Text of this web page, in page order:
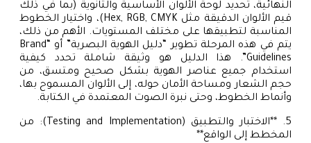
النهائية، تحديد لوحة الألوان الأساسية والثانوية (بما في ذلك
قيم الألوان الدقيقة مثل Hex, RGB, CMYK)، واختيار الخطوط
المناسبة لتطبيقها على مختلف المستويات. الأهم من ذلك،
يتم في هذه المرحلة تطوير “دليل الهوية البصرية” أو “Brand
Guidelines”. هذا الدليل هو وثيقة شاملة تحدد كيفية
استخدام جميع عناصر الهوية بشكل صحيح ومتسق، من
حجم الشعار ومساحة الأمان حوله، إلى الألوان المسموح بها،
وأنماط الخطوط، وحتى نبرة الصوت المعتمدة في الكتابة.
5. **الاختبار والتطبيق (Testing and Implementation): من
المخطط إلى الواقع**